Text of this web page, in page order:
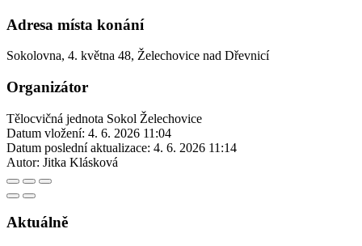
Adresa místa konání
Sokolovna, 4. května 48, Želechovice nad Dřevnicí
Organizátor
Tělocvičná jednota Sokol Želechovice
Datum vložení: 4. 6. 2026 11:04
Datum poslední aktualizace: 4. 6. 2026 11:14
Autor: Jitka Klásková
Aktuálně